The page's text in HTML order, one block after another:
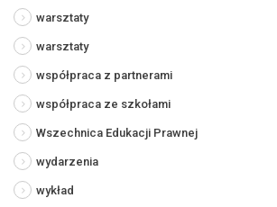
warsztaty
warsztaty
współpraca z partnerami
współpraca ze szkołami
Wszechnica Edukacji Prawnej
wydarzenia
wykład